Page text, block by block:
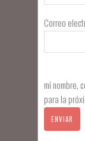
Correo
mi nombre,
para la